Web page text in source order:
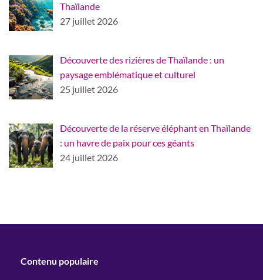
Thaïlande
27 juillet 2026
Découverte des rizières de Thaïlande : un
paysage emblématique et culturel
25 juillet 2026
Découverte de la réserve éléphant en Thaïlande
: un havre de paix pour ces géants
24 juillet 2026
Contenu populaire